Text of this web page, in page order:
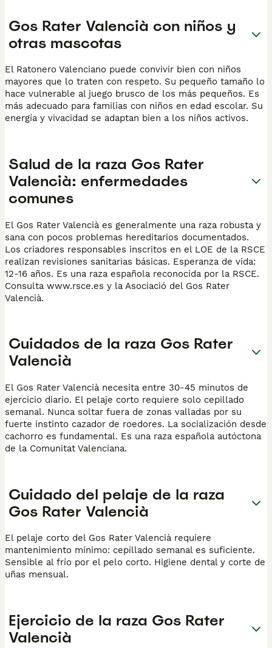
Gos Rater Valencià con niños y
otras mascotas
El Ratonero Valenciano puede convivir bien con niños
mayores que lo traten con respeto. Su pequeño tamaño lo
hace vulnerable al juego brusco de los más pequeños. Es
más adecuado para familias con niños en edad escolar. Su
energía y vivacidad se adaptan bien a los niños activos.
Salud de la raza Gos Rater
Valencià: enfermedades
comunes
El Gos Rater Valencià es generalmente una raza robusta y
sana con pocos problemas hereditarios documentados.
Los criadores responsables inscritos en el LOE de la RSCE
realizan revisiones sanitarias básicas. Esperanza de vida:
12-16 años. Es una raza española reconocida por la RSCE.
Consulta www.rsce.es y la Asociació del Gos Rater
Valencià.
Cuidados de la raza Gos Rater
Valencià
El Gos Rater Valencià necesita entre 30-45 minutos de
ejercicio diario. El pelaje corto requiere solo cepillado
semanal. Nunca soltar fuera de zonas valladas por su
fuerte instinto cazador de roedores. La socialización desde
cachorro es fundamental. Es una raza española autóctona
de la Comunitat Valenciana.
Cuidado del pelaje de la raza
Gos Rater Valencià
El pelaje corto del Gos Rater Valencià requiere
mantenimiento mínimo: cepillado semanal es suficiente.
Sensible al frío por el pelo corto. Higiene dental y corte de
uñas mensual.
Ejercicio de la raza Gos Rater
Valencià